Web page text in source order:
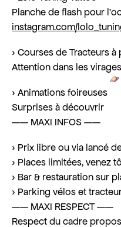
Planche de flash pour
instagram.com/
› Courses de Tracteurs à
Attention dans les
› Animations foireuses
Surprises à découvrir
—— MAXI INFOS ——
› Prix libre ou via lancé
› Places limitées, venez
› Bar & restauration sur
› Parking vélos et
—— MAXI RESPECT ——
Respect du cadre